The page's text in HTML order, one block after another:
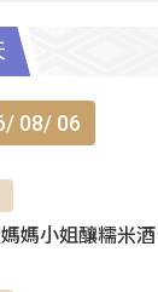
08/ 06
媽小姐釀糯米